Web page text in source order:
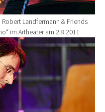
Landfermann & Friends
im Artheater am 2.8.2011